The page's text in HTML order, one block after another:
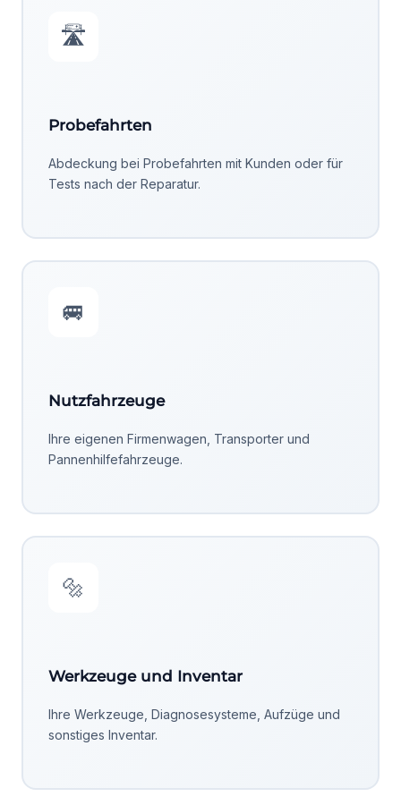
🛣️
Probefahrten
Abdeckung bei Probefahrten mit Kunden oder für
Tests nach der Reparatur.
🚐
Nutzfahrzeuge
Ihre eigenen Firmenwagen, Transporter und
Pannenhilfefahrzeuge.
🔩
Werkzeuge und Inventar
Ihre Werkzeuge, Diagnosesysteme, Aufzüge und
sonstiges Inventar.